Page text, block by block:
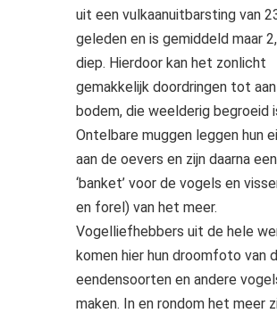
uit een vulkaanuitbarsting van
geleden en is gemiddeld maar
diep. Hierdoor kan het zonlicht
gemakkelijk doordringen tot
bodem, die weelderig begroeid
Ontelbare muggen leggen hun
aan de oevers en zijn daarna
‘banket’ voor de vogels en
en forel) van het meer.
Vogelliefhebbers uit de hele
komen hier hun droomfoto van
eendensoorten en andere
maken. In en rondom het meer